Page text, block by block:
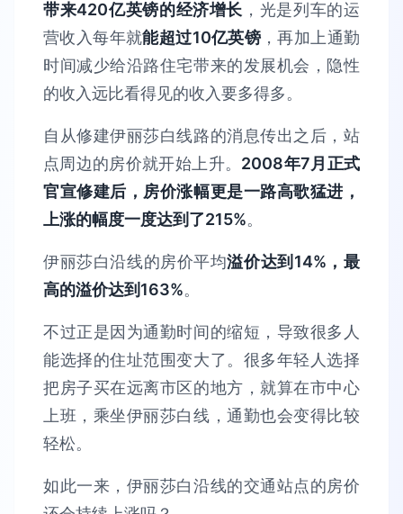
带来420亿英镑的经济增长 ，光是列车的运
营收入每年就能超过10亿英镑 ，再加上通勤
时间减少给沿路住宅带来的发展机会，隐性
的收入远比看得见的收入要多得多。
自从修建伊丽莎白线路的消息传出之后，站
点周边的房价就开始上升。 2008年7月正式
官宣修建后，房价涨幅更是一路高歌猛进，
上涨的幅度一度达到了215%。
伊丽莎白沿线的房价平均溢价达到14%，最
高的溢价达到163%。
不过正是因为通勤时间的缩短，导致很多人
能选择的住址范围变大了。很多年轻人选择
把房子买在远离市区的地方，就算在市中心
上班，乘坐伊丽莎白线，通勤也会变得比较
轻松。
如此一来，伊丽莎白沿线的交通站点的房价